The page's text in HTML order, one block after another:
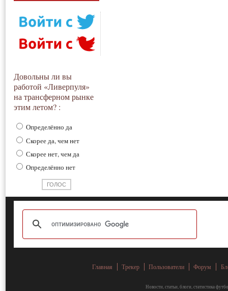
Довольны ли вы
работой «Ливерпуля»
на трансферном рынке
этим летом? :
Определённо да
Скорее да, чем нет
Скорее нет, чем да
Определённо нет
Главная Трекер Пользователи Форум
Новости, статьи, блоги, статистика